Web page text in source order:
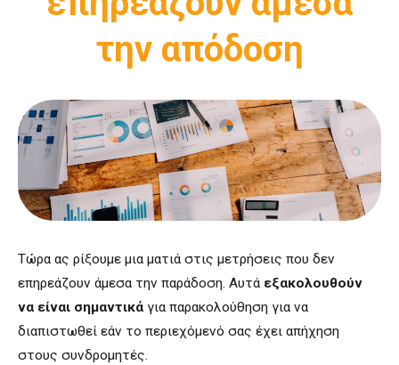
την απόδοση
Τώρα ας ρίξουμε μια ματιά στις μετρήσεις που δεν
επηρεάζουν άμεσα την παράδοση. Αυτά εξακολουθούν
να είναι σημαντικά για παρακολούθηση για να
διαπιστωθεί εάν το περιεχόμενό σας έχει απήχηση
στους συνδρομητές.